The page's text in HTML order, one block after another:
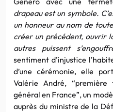
drapeau est un symbole.
un honneur au nom de
créer un précédent, ouvrir
autres puissent
sentiment d’injustice
d’une cérémonie, elle
Valérie André,
général en France”, un
auprès du ministre de la